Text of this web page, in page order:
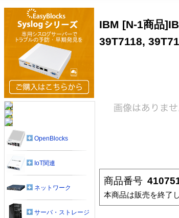
IBM [N-1商品
39T7118,
商品番号
本商品は販売を終了
OpenBlocks
IoT関連
ネットワーク
サーバ・ストレージ